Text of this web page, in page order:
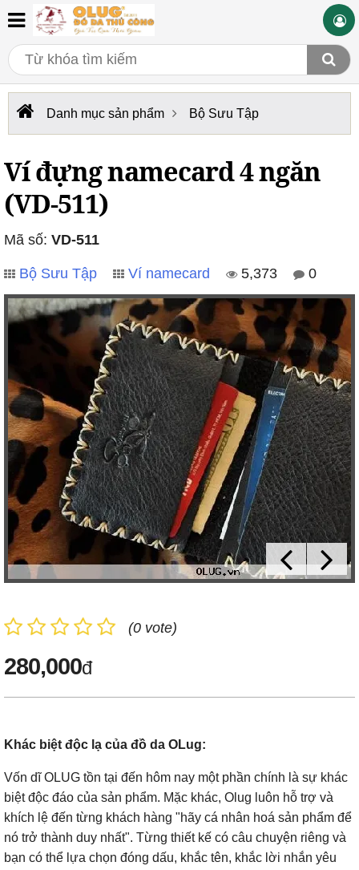
Danh mục sản phẩm Bộ Sưu Tập
Ví đựng namecard 4 ngăn
(VD-511)
Mã số: VD-511
Bộ Sưu Tập Ví namecard 5,373 0
(0 vote)
280,000đ
Khác biệt độc lạ của đồ da OLug:
Vốn dĩ OLUG tồn tại đến hôm nay một phần chính là sự khác
biệt độc đáo của sản phẩm. Mặc khác, Olug luôn hỗ trợ và
khích lệ đến từng khách hàng "hãy cá nhân hoá sản phẩm để
nó trở thành duy nhất". Từng thiết kế có câu chuyện riêng và
bạn có thể lựa chọn đóng dấu, khắc tên, khắc lời nhắn yêu